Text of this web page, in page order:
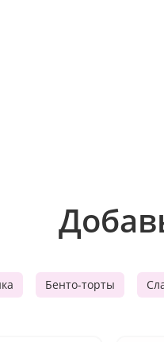
Бенто-торты